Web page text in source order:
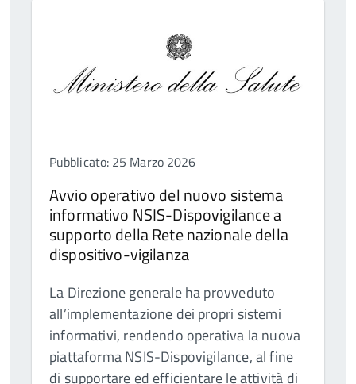
Pubblicato: 25 Marzo 2026
Avvio operativo del nuovo sistema
informativo NSIS-Dispovigilance a
supporto della Rete nazionale della
dispositivo-vigilanza
La Direzione generale ha provveduto
all’implementazione dei propri sistemi
informativi, rendendo operativa la nuova
piattaforma NSIS-Dispovigilance, al fine
di supportare ed efficientare le attività di